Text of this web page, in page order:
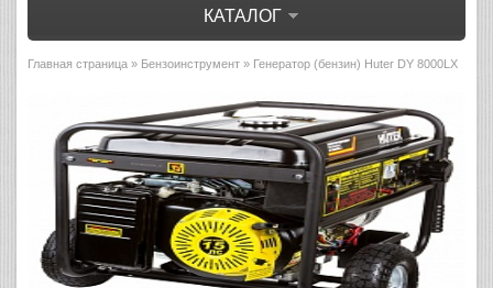
КАТАЛОГ
Главная страница » Бензоинструмент » Генератор (бензин) Huter DY 8000LX